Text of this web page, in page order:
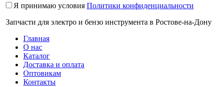
Я принимаю условия Политики конфиденциальности
Запчасти для электро и бензо инструмента в Ростове-на-Дону
Главная
О нас
Каталог
Доставка и оплата
Оптовикам
Контакты